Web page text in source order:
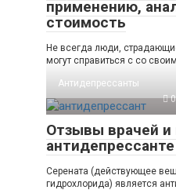
применению,
стоимость
Не всегда люди,
могут справиться с со
Антидепрессанты
0
Отзывы врачей и
Серената (действующее
гидрохлорида) является